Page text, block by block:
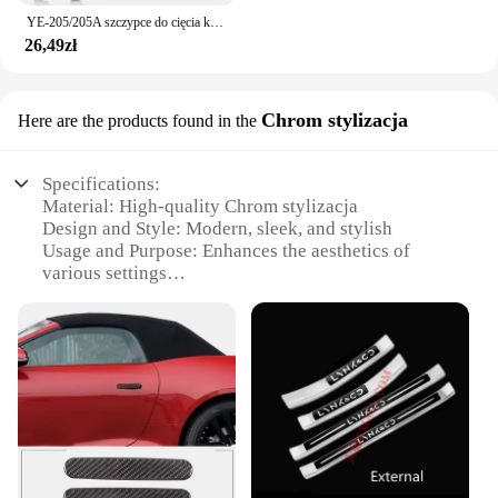
YE-205/205A szczypce do cięcia kabli poziom przemysłowy zdolność cięcia 24mm 2/38 mm2 średnica 10mm/16mm 5 cr13 narzędzia stalowe
26,49zł
Here are the products found in the Chrom stylizacja
Specifications:
Material: High-quality Chrom stylizacja
Design and Style: Modern, sleek, and stylish
Usage and Purpose: Enhances the aesthetics of
various settings
residential and commercial spaces
Shape or Size or Weight or Quantity: Available in
sets for a complete look
Performance and Property: Durable and long-lasting
**Elegant Aesthetics for Every Setting**
The 100807035 Chrom stylizacja is a testament to